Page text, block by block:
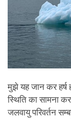
मुझे यह जान कर हर्ष
स्थिति का सामना
जलवायु परिवर्तन